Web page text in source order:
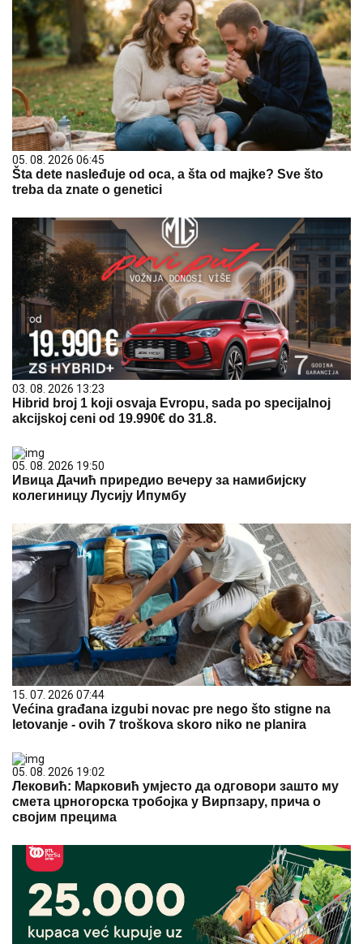
05. 08. 2026 06:45
Šta dete nasleđuje od oca, a šta od majke? Sve što
treba da znate o genetici
03. 08. 2026 13:23
Hibrid broj 1 koji osvaja Evropu, sada po specijalnoj
akcijskoj ceni od 19.990€ do 31.8.
05. 08. 2026 19:50
Ивица Дачић приредио вечеру за намибијску
колегиницу Лусију Ипумбу
15. 07. 2026 07:44
Većina građana izgubi novac pre nego što stigne na
letovanje - ovih 7 troškova skoro niko ne planira
05. 08. 2026 19:02
Лековић: Марковић умјесто да одговори зашто му
смета црногорска тробојка у Вирпзару, прича о
својим прецима